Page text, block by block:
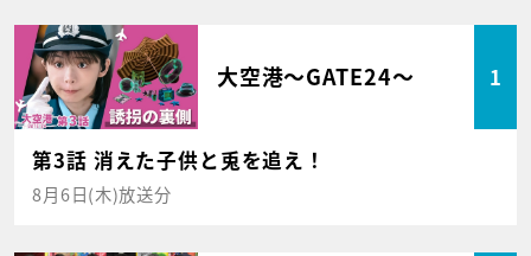
大空港～GATE24～ 1
第3話 消えた子供と兎を追え！
8月6日(木)放送分